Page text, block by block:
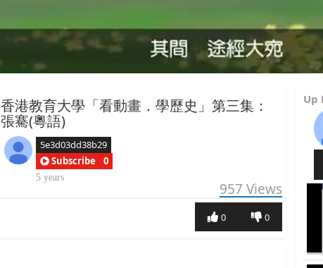
香港教育大學「看動畫．學歷史」第三集：
張騫(粵語)
5e3d03dd38b29
Subscribe
0
5 years
957 Views
0
0
Up